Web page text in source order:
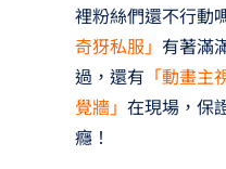
裡粉絲們還不行動
奇犽私服」 有著滿
過，還有 「動畫主
覺牆」 在現場，保
癮！